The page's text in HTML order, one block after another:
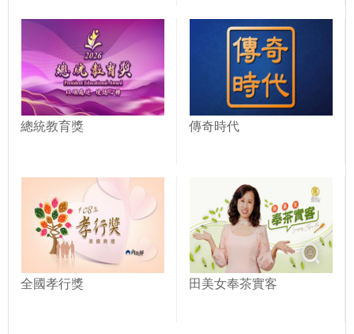
總統教育獎 傳奇時代
全國孝行獎 田美女奉茶實客